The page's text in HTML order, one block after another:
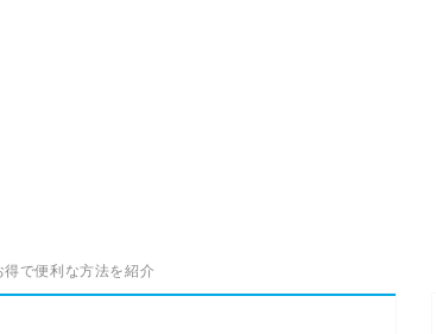
で便利な方法を紹介